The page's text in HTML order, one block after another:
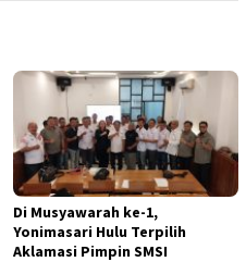
Di Musyawarah ke-1,
Yonimasari Hulu Terpilih
Aklamasi Pimpin SMSI